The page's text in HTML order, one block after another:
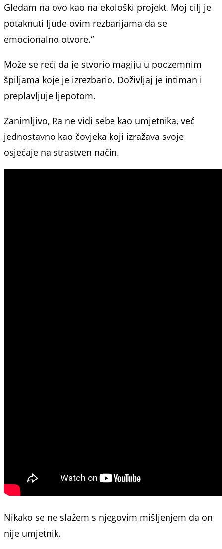
Gledam na ovo kao na ekološki projekt. Moj cilj je
potaknuti ljude ovim rezbarijama da se
emocionalno otvore.“
Može se reći da je stvorio magiju u podzemnim
špiljama koje je izrezbario. Doživljaj je intiman i
preplavljuje ljepotom.
Zanimljivo, Ra ne vidi sebe kao umjetnika, već
jednostavno kao čovjeka koji izražava svoje
osjećaje na strastven način.
Nikako se ne slažem s njegovim mišljenjem da on
nije umjetnik.